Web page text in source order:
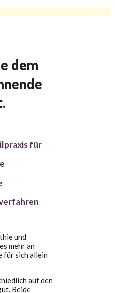
dem
für
und
mehr an
für sich allein
auf den
Beide